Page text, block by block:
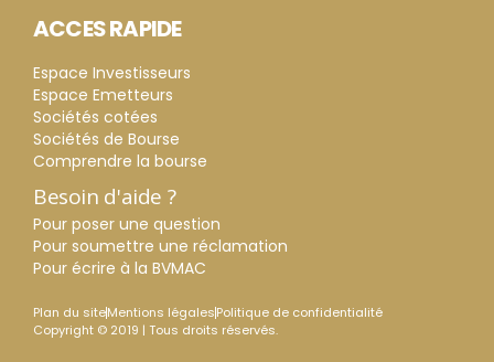
ACCES RAPIDE
Espace Investisseurs
Espace Emetteurs
Sociétés cotées
Sociétés de Bourse
Comprendre la bourse
Besoin d'aide ?
Pour poser une question
Pour soumettre une réclamation
Pour écrire à la BVMAC
Plan du siteMentions légalesPolitique de confidentialité
Copyright © 2019 | Tous droits réservés.